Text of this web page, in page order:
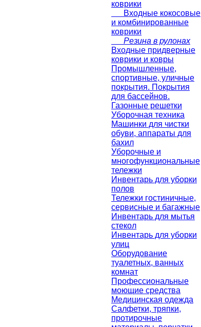
коврики
Входные кокосовые
и комбинированные
коврики
Резина в рулонах
Входные придверные
коврики и ковры
Промышленные,
спортивные, уличные
покрытия. Покрытия
для бассейнов.
Газонные решетки
Уборочная техника
Машинки для чистки
обуви, аппараты для
бахил
Уборочные и
многофункциональные
тележки
Инвентарь для уборки
полов
Тележки гостиничные,
сервисные и багажные
Инвентарь для мытья
стекол
Инвентарь для уборки
улиц
Оборудование
туалетных, ванных
комнат
Профессиональные
моющие средства
Медицинская одежда
Салфетки, тряпки,
протирочные